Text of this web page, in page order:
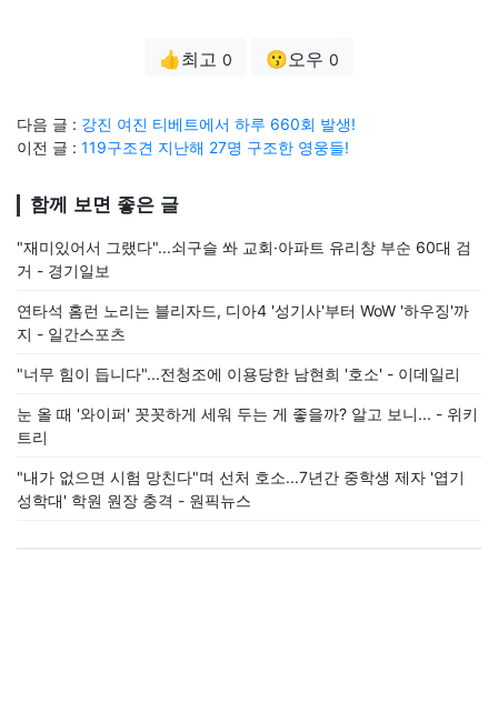
👍최고 0 😗오우 0
다음 글 : 강진 여진 티베트에서 하루 660회 발생!
이전 글 : 119구조견 지난해 27명 구조한 영웅들!
함께 보면 좋은 글
"재미있어서 그랬다"...쇠구슬 쏴 교회·아파트 유리창 부순 60대 검
거 - 경기일보
연타석 홈런 노리는 블리자드, 디아4 '성기사'부터 WoW '하우징'까
지 - 일간스포츠
"너무 힘이 듭니다"...전청조에 이용당한 남현희 '호소' - 이데일리
눈 올 때 '와이퍼' 꼿꼿하게 세워 두는 게 좋을까? 알고 보니... - 위키
트리
"내가 없으면 시험 망친다"며 선처 호소...7년간 중학생 제자 '엽기
성학대' 학원 원장 충격 - 원픽뉴스